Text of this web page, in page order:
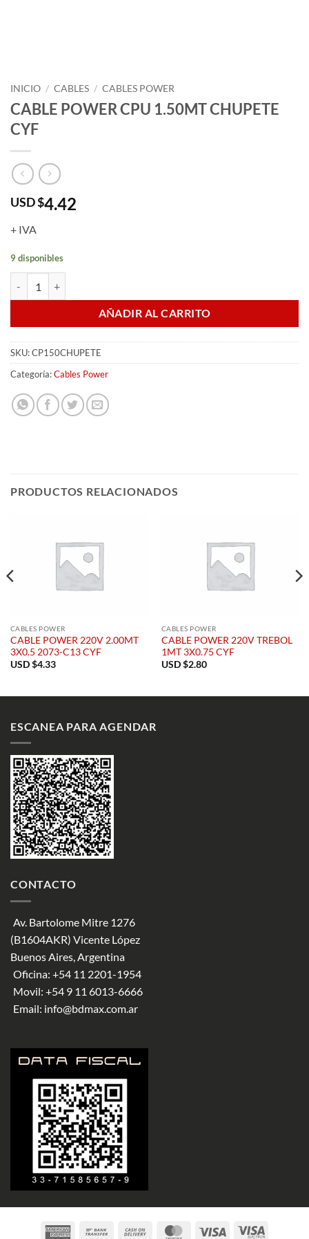
INICIO / CABLES / CABLES POWER
CABLE POWER CPU 1.50MT CHUPETE
CYF
USD $4.42
+ IVA
9 disponibles
AÑADIR AL CARRITO
SKU:CP150CHUPETE
Categoría:Cables Power
PRODUCTOS RELACIONADOS
CABLES POWER
CABLE POWER 220V 2.00MT
3X0.5 2073-C13 CYF
USD $4.33
CABLES POWER
CABLE POWER 220V TREBOL
1MT 3X0.75 CYF
USD $2.80
ESCANEA PARA AGENDAR
CONTACTO
Av. Bartolome Mitre 1276
(B1604AKR) Vicente López
Buenos Aires, Argentina
Oficina: +54 11 2201-1954
Movil: +54 9 11 6013-6666
Email: info@bdmax.com.ar
American Bank Cash MasterCardVisa Visa